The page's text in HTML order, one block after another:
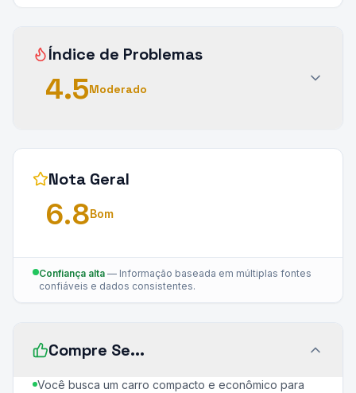
Índice de Problemas
4.5Moderado
Nota Geral
6.8Bom
Confiança alta — Informação baseada em múltiplas fontes
confiáveis e dados consistentes.
Compre Se...
Você busca um carro compacto e econômico para